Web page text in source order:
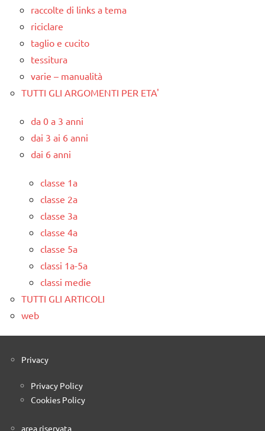
raccolte di links a tema
riciclare
taglio e cucito
tessitura
varie – manualità
TUTTI GLI ARGOMENTI PER ETA'
da 0 a 3 anni
dai 3 ai 6 anni
dai 6 anni
classe 1a
classe 2a
classe 3a
classe 4a
classe 5a
classi 1a-5a
classi medie
TUTTI GLI ARTICOLI
web
Privacy
Privacy Policy
Cookies Policy
area riservata